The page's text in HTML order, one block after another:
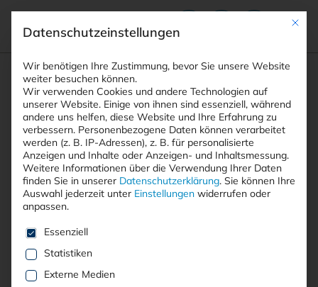
Suchfeld
Suchen
Breadcrumb-Navigation
STARTSEITE COMPLIANCE
Alle Beiträge der Kategorie
“Compliance”
Mit
Datenschutzeinstellungen
Wir benötigen Ihre Zustimmung, bevor Sie unsere Website
weiter besuchen können.
Wir verwenden Cookies und andere Technologien auf
unserer Website. Einige von ihnen sind essenziell, während
andere uns helfen, diese Website und Ihre Erfahrung zu
verbessern. Personenbezogene Daten können verarbeitet
werden (z. B. IP-Adressen), z. B. für personalisierte
Anzeigen und Inhalte oder Anzeigen- und Inhaltsmessung.
Weitere Informationen über die Verwendung Ihrer Daten
finden Sie in unserer Datenschutzerklärung. Sie können Ihre
Auswahl jederzeit unter Einstellungen widerrufen oder
anpassen.
Es folgt eine Liste der Service-Gruppen, für die eine
Essenziell
Statistiken
Externe Medien